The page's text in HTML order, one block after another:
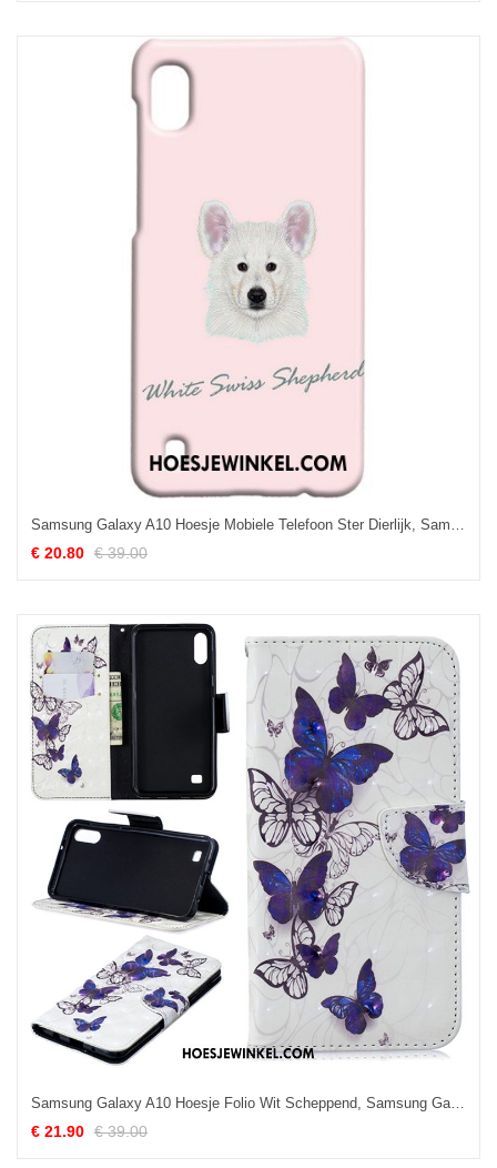
Samsung Galaxy A10 Hoesje Mobiele Telefoon Ster Dierlijk, Samsung Galaxy A10 Hoesje Hoes Bescherming
€ 20.80 € 39.00
Samsung Galaxy A10 Hoesje Folio Wit Scheppend, Samsung Galaxy A10 Hoesje Persoonlijk Ster
€ 21.90 € 39.00